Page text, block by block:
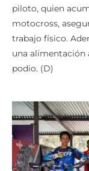
motocross,
trabajo físico.
una alimentación
podio. (D)